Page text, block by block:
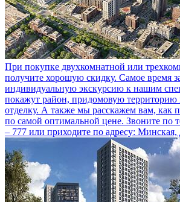
При покупке двухкомнатной или
получите хорошую скидку. Самое время
индивидуальную экскурсию к нашим
покажут район, придомовую
отделку. А также мы расскажем вам, как
по самой оптимальной цене. Звоните по
– 777 или приходите по адресу: Минская,